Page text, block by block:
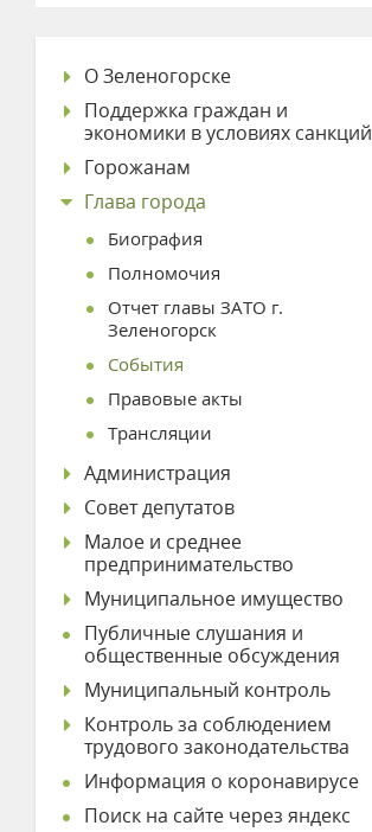
О Зеленогорске
Поддержка граждан и
экономики в условиях санкций
Горожанам
Глава города
Биография
Полномочия
Отчет главы ЗАТО г.
Зеленогорск
События
Правовые акты
Трансляции
Администрация
Совет депутатов
Малое и среднее
предпринимательство
Муниципальное имущество
Публичные слушания и
общественные обсуждения
Муниципальный контроль
Контроль за соблюдением
трудового законодательства
Информация о коронавирусе
Поиск на сайте через яндекс